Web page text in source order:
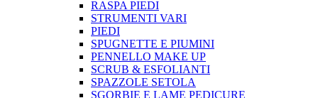
RASPA PIEDI
STRUMENTI VARI
PIEDI
SPUGNETTE E PIUMINI
PENNELLO MAKE UP
SCRUB & ESFOLIANTI
SPAZZOLE SETOLA
SGORBIE E LAME PEDICURE